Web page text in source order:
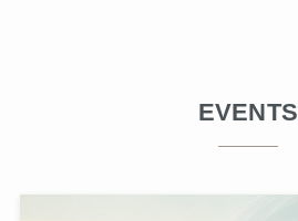
EVENTS